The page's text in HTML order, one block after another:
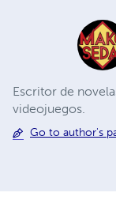
Escritor de
videojuegos.
Go to author's